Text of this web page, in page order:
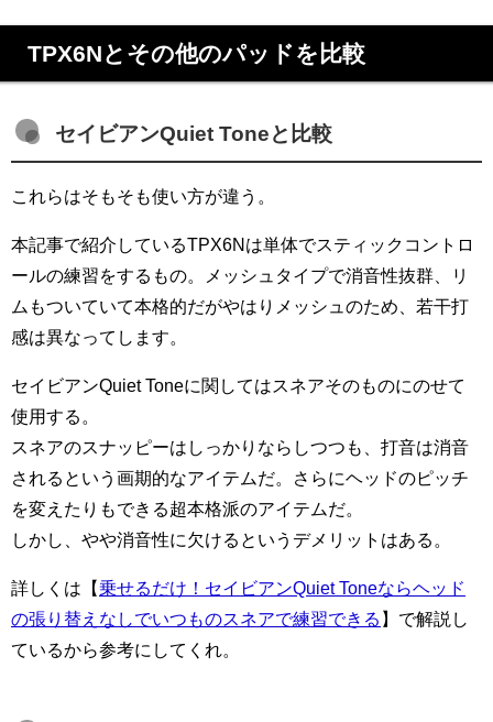
TPX6Nとその他のパッドを比較
セイビアンQuiet Toneと比較
これらはそもそも使い方が違う。
本記事で紹介しているTPX6Nは単体でスティックコントロ
ールの練習をするもの。メッシュタイプで消音性抜群、リ
ムもついていて本格的だがやはりメッシュのため、若干打
感は異なってします。
セイビアンQuiet Toneに関してはスネアそのものにのせて
使用する。
スネアのスナッピーはしっかりならしつつも、打音は消音
されるという画期的なアイテムだ。さらにヘッドのピッチ
を変えたりもできる超本格派のアイテムだ。
しかし、やや消音性に欠けるというデメリットはある。
詳しくは【乗せるだけ！セイビアンQuiet Toneならヘッド
の張り替えなしでいつものスネアで練習できる 】で解説し
ているから参考にしてくれ。